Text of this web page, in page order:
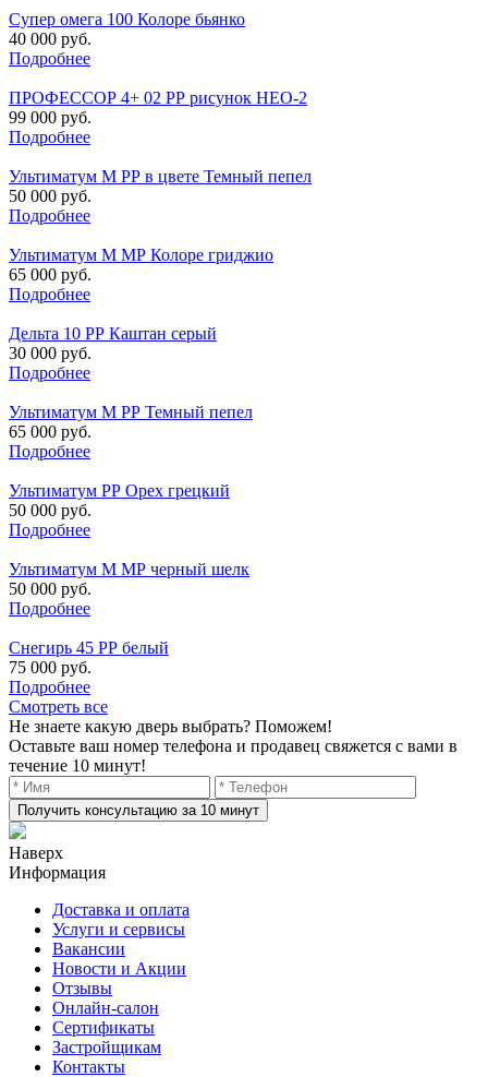
Супер омега 100 Колоре бьянко
40 000 руб.
Подробнее
ПРОФЕССОР 4+ 02 РР рисунок НЕО-2
99 000 руб.
Подробнее
Ультиматум М РР в цвете Темный пепел
50 000 руб.
Подробнее
Ультиматум М МР Колоре гриджио
65 000 руб.
Подробнее
Дельта 10 РР Каштан серый
30 000 руб.
Подробнее
Ультиматум М РР Темный пепел
65 000 руб.
Подробнее
Ультиматум РР Орех грецкий
50 000 руб.
Подробнее
Ультиматум М МР черный шелк
50 000 руб.
Подробнее
Снегирь 45 РР белый
75 000 руб.
Подробнее
Смотреть все
Не знаете какую дверь выбрать? Поможем!
Оставьте ваш номер телефона и продавец свяжется с вами в
течение 10 минут!
Получить консультацию за 10 минут
Наверх
Информация
Доставка и оплата
Услуги и сервисы
Вакансии
Новости и Акции
Отзывы
Онлайн-салон
Сертификаты
Застройщикам
Контакты